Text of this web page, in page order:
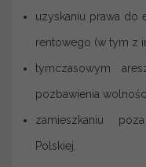
uzyskaniu prawa do
rentowego (w tym z
tymczasowym
pozbawienia
zamieszkaniu
Polskiej.